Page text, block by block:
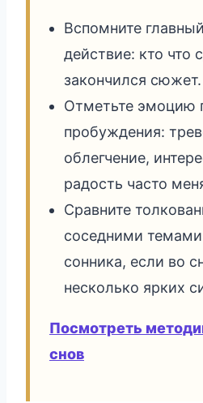
Вспомните
действие: кто что
закончился сюжет.
Отметьте эмоцию
пробуждения:
облегчение,
радость часто
Сравните
соседними темами
сонника, если во
несколько ярких
Посмотреть
снов